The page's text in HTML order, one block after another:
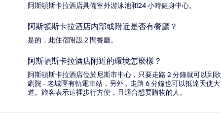
阿斯頓斯卡拉酒店具備室外游泳池和24 小時健身中心。
阿斯頓斯卡拉酒店內部或附近是否有餐廳？
是的，此住宿附設 2 間餐廳。
阿斯頓斯卡拉酒店附近的環境怎麼樣？
阿斯頓斯卡拉酒店位於尼斯市中心，只要走路 2 分鐘就可以到歌
劇院 - 老城區有軌電車站，另外，走路 6 分鐘也可以抵達天使大
道。旅客表示這裡步行方便，且適合想要購物的人。